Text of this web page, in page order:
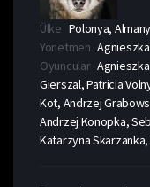
Ülke Polonya,
Yönetmen
Oyuncular
Gierszal, Patricia
Kot, Andrzej
Andrzej Konopka,
Katarzyna